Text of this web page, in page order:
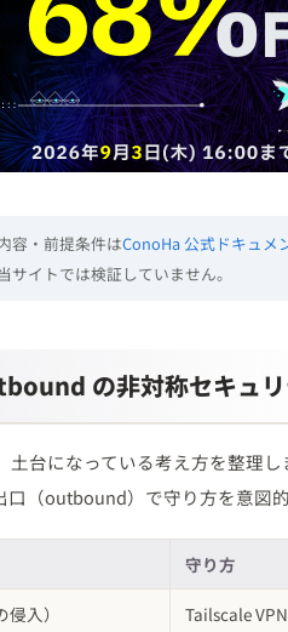
容・前提条件はConoHa 公式ドキュメ
イトでは検証していません。
の非対称セキュリ
土台になっている考え方を整理
（outbound）で守り方を意図
守り方
入） Tailscale